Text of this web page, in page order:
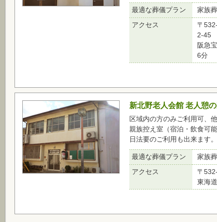
最適な葬儀プラン
家族
アクセス
〒
2-45
阪急
6分
新北野老人会館 老人憩
区域内の方のみご利用可、
親族控え室（宿泊・飲食可
日法要のご利用も出来ます。
最適な葬儀プラン
家族
アクセス
〒
東海